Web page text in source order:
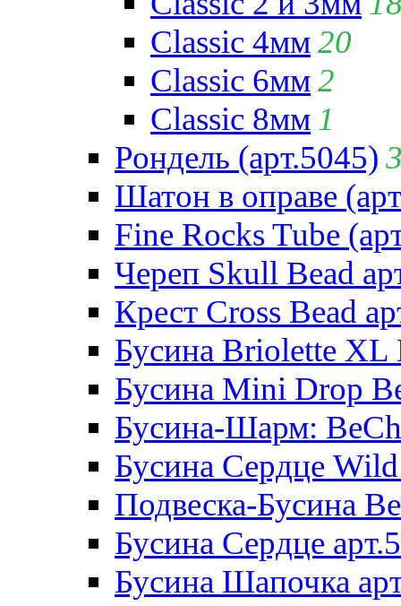
Classic 4мм20
Classic 6мм2
Classic 8мм 1
Рондель (арт.5045)
Шатон в оправе
Fine Rocks Tube
Череп Skull Bead
Крест Cross Bead
Бусина Briolette XL
Бусина Mini Drop
Бусина-Шарм:
Бусина Сердце
Подвеска-Бусина
Бусина Сердце
Бусина Шапочка